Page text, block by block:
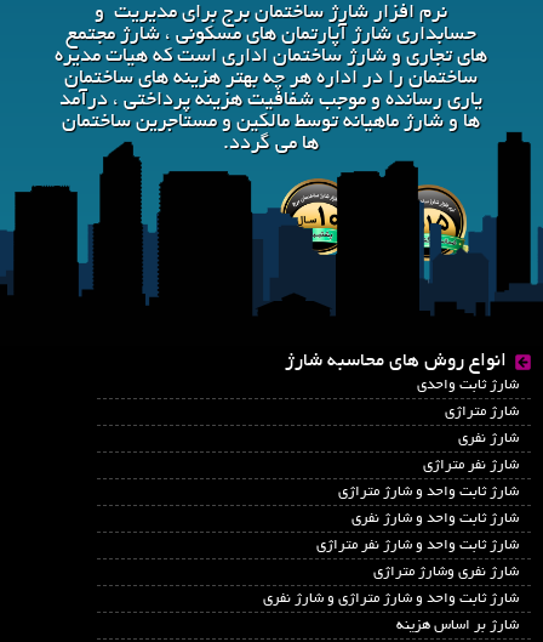
نرم افزار شارژ ساختمان برج برای مدیریت و
حسابداری شارژ آپارتمان های مسکونی ، شارژ مجتمع
های تجاری و شارژ ساختمان اداری است که هیات مدیره
ساختمان را در اداره هر چه بهتر هزینه های ساختمان
یاری رسانده و موجب شفافیت هزینه پرداختی ، درآمد
ها و شارژ ماهیانه توسط مالکین و مستاجرین ساختمان
ها می گردد.
انواع روش های محاسبه شارژ
شارژ ثابت واحدی
شارژ متراژی
شارژ نفری
شارژ نفر متراژی
شارژ ثابت واحد و شارژ متراژی
شارژ ثابت واحد و شارژ نفری
شارژ ثابت واحد و شارژ نفر متراژی
شارژ نفری وشارژ متراژی
شارژ ثابت واحد و شارژ متراژی و شارژ نفری
شارژ بر اساس هزینه